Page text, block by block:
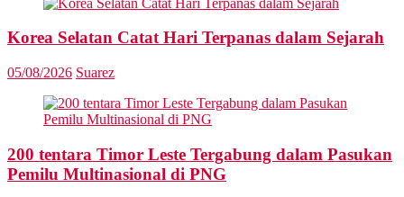
Korea Selatan Catat Hari Terpanas dalam Sejarah
05/08/2026 Suarez
200 tentara Timor Leste Tergabung dalam Pasukan
Pemilu Multinasional di PNG